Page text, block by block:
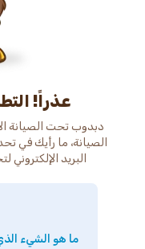
عذراً!
دبدوب تحت الصيانة
الصيانة، ما رأيك في
البريد
ما هو الشيء